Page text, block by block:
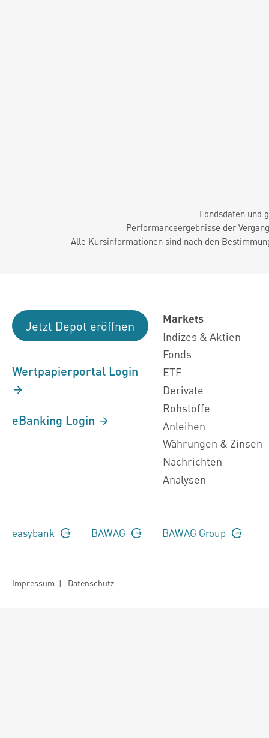
Fondsdaten und
Performanceergebnisse der
Alle Kursinformationen sind nach den
Jetzt Depot eröffnen
Wertpapierportal Login
eBanking Login
Markets
Indizes & Aktien
Fonds
ETF
Derivate
Rohstoffe
Anleihen
Währungen & Zinsen
Nachrichten
Analysen
easybank BAWAG BAWAG Group
Impressum | Datenschutz